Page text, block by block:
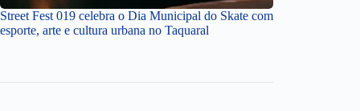
Street Fest 019 celebra o Dia Municipal do Skate com
esporte, arte e cultura urbana no Taquaral